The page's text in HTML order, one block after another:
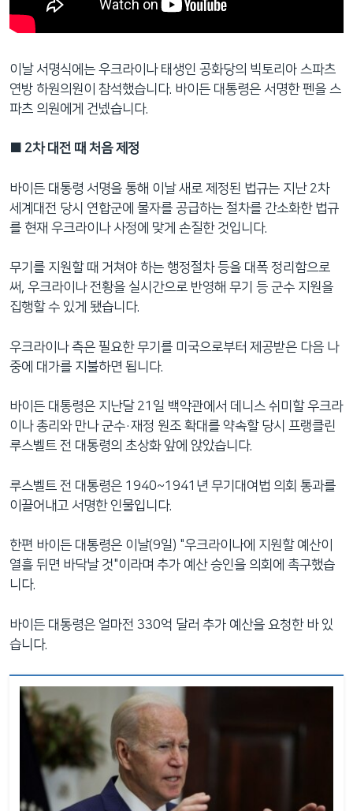
이날 서명식에는 우크라이나 태생인 공화당의 빅토리아 스파츠
연방 하원의원이 참석했습니다. 바이든 대통령은 서명한 펜을 스
파츠 의원에게 건넸습니다.
■ 2차 대전 때 처음 제정
바이든 대통령 서명을 통해 이날 새로 제정된 법규는 지난 2차
세계대전 당시 연합군에 물자를 공급하는 절차를 간소화한 법규
를 현재 우크라이나 사정에 맞게 손질한 것입니다.
무기를 지원할 때 거쳐야 하는 행정절차 등을 대폭 정리함으로
써, 우크라이나 전황을 실시간으로 반영해 무기 등 군수 지원을
집행할 수 있게 됐습니다.
우크라이나 측은 필요한 무기를 미국으로부터 제공받은 다음 나
중에 대가를 지불하면 됩니다.
바이든 대통령은 지난달 21일 백악관에서 데니스 쉬미할 우크라
이나 총리와 만나 군수·재정 원조 확대를 약속할 당시 프랭클린
루스벨트 전 대통령의 초상화 앞에 앉았습니다.
루스벨트 전 대통령은 1940~1941년 무기대여법 의회 통과를
이끌어내고 서명한 인물입니다.
한편 바이든 대통령은 이날(9일) "우크라이나에 지원할 예산이
열흘 뒤면 바닥날 것"이라며 추가 예산 승인을 의회에 촉구했습
니다.
바이든 대통령은 얼마전 330억 달러 추가 예산을 요청한 바 있
습니다.